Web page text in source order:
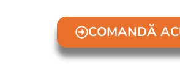
COMANDĂ